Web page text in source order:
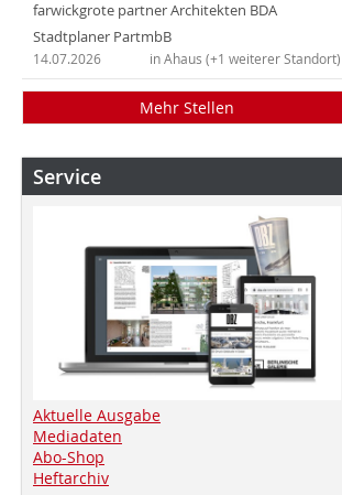
farwickgrote partner Architekten BDA
Stadtplaner PartmbB
in Ahaus (+1 weiterer Standort)
14.07.2026
Mehr Stellen
Service
Aktuelle Ausgabe
Mediadaten
Abo-Shop
Heftarchiv